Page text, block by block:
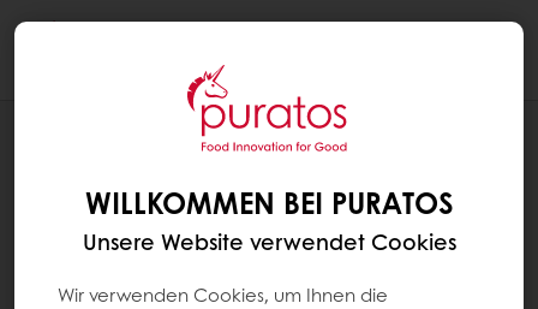
SCHOKOLADE
WILLKOMMEN BEI PURATOS
Unsere Website verwendet Cookies
Wir verwenden Cookies, um Ihnen die